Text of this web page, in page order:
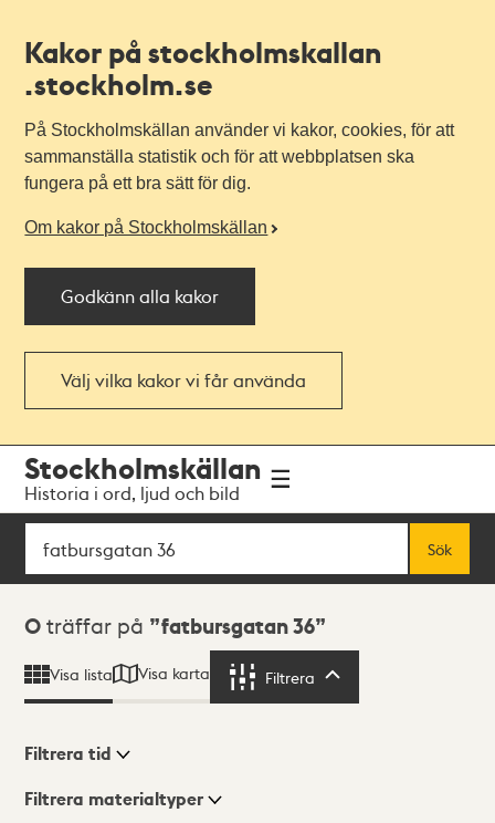
Kakor på stockholmskallan
.stockholm.se
På Stockholmskällan använder vi kakor, cookies, för att
sammanställa statistik och för att webbplatsen ska
fungera på ett bra sätt för dig.
Om kakor på Stockholmskällan
Godkänn alla kakor
Välj vilka kakor vi får använda
navigationen
huvudinnehållet
Stockholmskällan
Historia i ord, ljud och bild
Sök
Sök
Sökresultat
0 träffar på fatbursgatan 36
Visa lista Visa karta Filtrera
Visningsläge
Filtrera tid
Filtrera materialtyper